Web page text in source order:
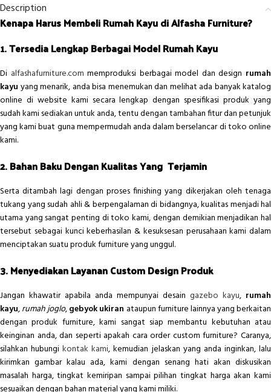
Description
Kenapa Harus Membeli Rumah Kayu di Alfasha Furniture?
1. Tersedia Lengkap Berbagai Model Rumah Kayu
Di alfashafurniture.com memproduksi berbagai model dan design rumah
kayu yang menarik, anda bisa menemukan dan melihat ada banyak katalog
online di website kami secara lengkap dengan spesifikasi produk yang
sudah kami sediakan untuk anda, tentu dengan tambahan fitur dan petunjuk
yang kami buat guna mempermudah anda dalam berselancar di toko online
kami.
2. Bahan Baku Dengan Kualitas Yang Terjamin
Serta ditambah lagi dengan proses finishing yang dikerjakan oleh tenaga
tukang yang sudah ahli & berpengalaman di bidangnya, kualitas menjadi hal
utama yang sangat penting di toko kami, dengan demikian menjadikan hal
tersebut sebagai kunci keberhasilan & kesuksesan perusahaan kami dalam
menciptakan suatu produk furniture yang unggul.
3. Menyediakan Layanan Custom Design Produk
Jangan khawatir apabila anda mempunyai desain gazebo kayu, rumah
kayu,rumah joglo,gebyok ukiran ataupun furniture lainnya yang berkaitan
dengan produk furniture, kami sangat siap membantu kebutuhan atau
keinginan anda, dan seperti apakah cara order custom furniture? Caranya,
silahkan hubungikontak kami, kemudian jelaskan yang anda inginkan, lalu
kirimkan gambar kalau ada, kami dengan senang hati akan diskusikan
masalah harga, tingkat kemiripan sampai pilihan tingkat harga akan kami